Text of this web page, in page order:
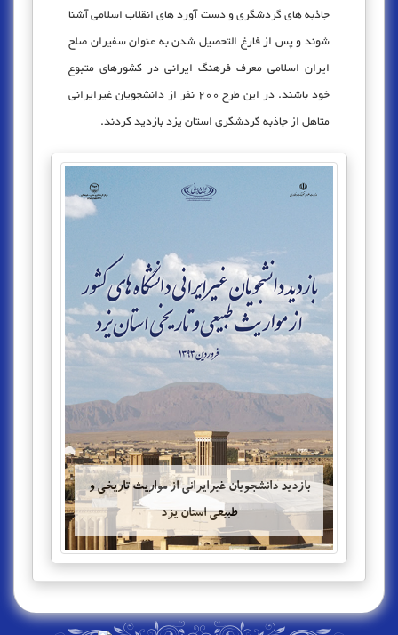
جاذبه های گردشگری و دست آورد های انقلاب اسلامی آشنا
شوند و پس از فارغ التحصیل شدن به عنوان سفیران صلح
ایران اسلامی معرف فرهنگ ایرانی در کشورهای متبوع
خود باشند. در این طرح 200 نفر از دانشجویان غیرایرانی
متاهل از جاذبه گردشگری استان یزد بازدید کردند.
بازدید دانشجویان غیرایرانی از مواریث تاریخی و
طبیعی استان یزد